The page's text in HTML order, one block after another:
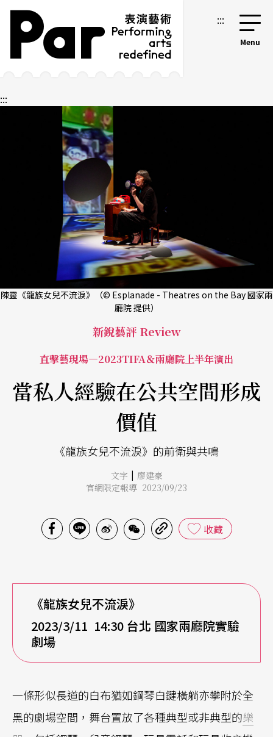
跳到主要內容區塊
網站導覽 :::
:::
陳靈《龍族女兒不流淚》（© Esplanade - Theatres on the Bay 國家兩
廳院 提供）
新銳藝評 Review
直擊藝現場—2023TIFA＆兩廳院上半年演出
當私人經驗在公共空間形成
價值
《龍族女兒不流淚》的前衛與共鳴
文字 | 廖建豪
官網限定報導 2023/09/23
收藏
《龍族女兒不流淚》
2023/3/11 14:30 台北 國家兩廳院實驗
劇場
一條形似長道的白布猶如鋼琴白鍵橫躺亦攀附於全
黑的劇場空間，舞台置放了各種典型或非典型的樂